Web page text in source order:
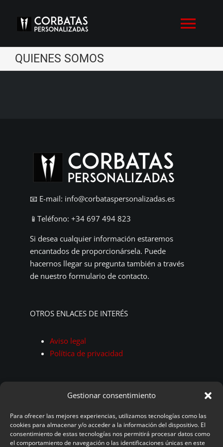
Gestionar consentimiento
Para ofrecer las mejores experiencias, utilizamos tecnologías como las
cookies para almacenar y/o acceder a la información del dispositivo. El
consentimiento de estas tecnologías nos permitirá procesar datos como
el comportamiento de navegación o las identificaciones únicas en este
content
HOME
CONTACTO
QUIENES SOMOS
📧 E-mail: info@corbataspersonalizadas.es
📱 Teléfono: +34 697 494 823
Si desea cualquier información estaremos
encantados de proporcionársela. Puede
hacernos llegar su pregunta también a través
de nuestro formulario de contacto.
OTROS ENLACES DE INTERÉS
Aviso legal
Política de privacidad
© 2025 - 2026• Corbataspersonalizadas.es |